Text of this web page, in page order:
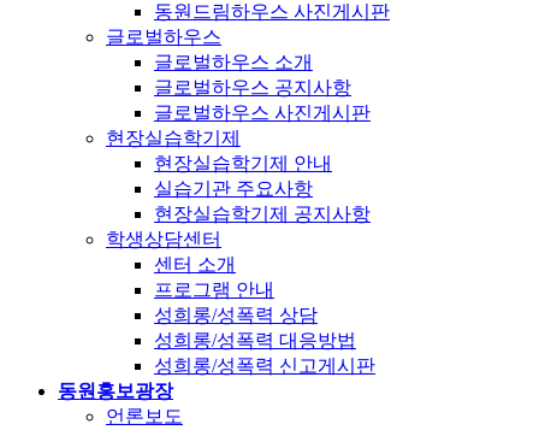
동원드림하우스 사진게시판
글로벌하우스
글로벌하우스 소개
글로벌하우스 공지사항
글로벌하우스 사진게시판
현장실습학기제
현장실습학기제 안내
실습기관 주요사항
현장실습학기제 공지사항
학생상담센터
센터 소개
프로그램 안내
성희롱/성폭력 상담
성희롱/성폭력 대응방법
성희롱/성폭력 신고게시판
동원홍보광장
언론보도